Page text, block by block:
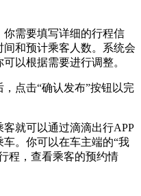
你需要填写详细的行程信
和预计乘客人数。系统会
以根据需要进行调整。
点击“确认发布”按钮以完
就可以通过滴滴出行APP
。你可以在车主端的“我
程，查看乘客的预约情